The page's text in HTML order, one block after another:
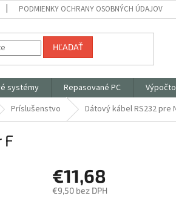
PODMIENKY OCHRANY OSOBNÝCH ÚDAJOV
HĽADAŤ
systémy Repasované PC
Príslušenstvo Dátový kábel RS232 pre
€11,68
€9,50 bez DPH